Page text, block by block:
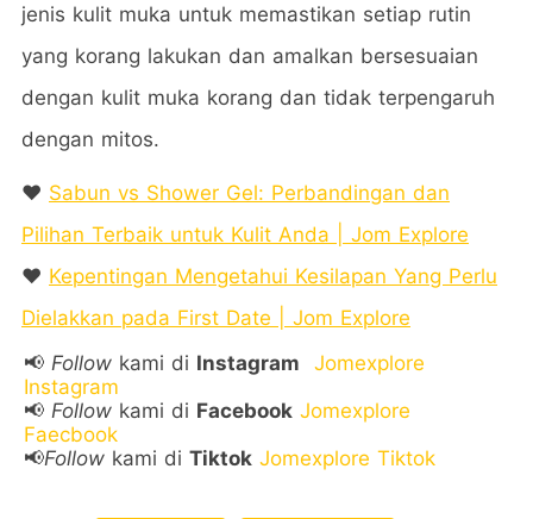
jenis kulit muka untuk memastikan setiap rutin
yang korang lakukan dan amalkan bersesuaian
dengan kulit muka korang dan tidak terpengaruh
dengan mitos.
❤️ Sabun vs Shower Gel: Perbandingan dan
Pilihan Terbaik untuk Kulit Anda | Jom Explore
❤️ Kepentingan Mengetahui Kesilapan Yang Perlu
Dielakkan pada First Date | Jom Explore
📢 Follow kami di Instagram
Jomexplore
Instagram
📢 Follow kami di Facebook Jomexplore
Faecbook
📢Follow kami di Tiktok Jomexplore Tiktok